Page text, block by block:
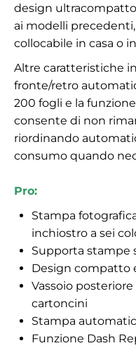
design
ai modelli
collocabile in casa o
Altre caratteristiche
fronte/retro
200 fogli e la
consente di non
riordinando
consumo quando
Pro:
Stampa
inchiostro a sei
Supporta stampe
Design compatto
Vassoio
cartoncini
Stampa
Funzione Dash